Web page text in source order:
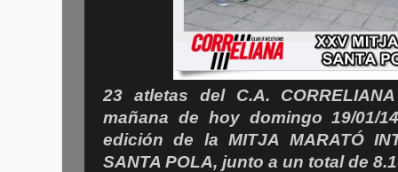
23 atletas del C.A.
mañana de hoy domingo 19/01/
edición de la MITJA MARATÓ
SANTA POLA, junto a un total de